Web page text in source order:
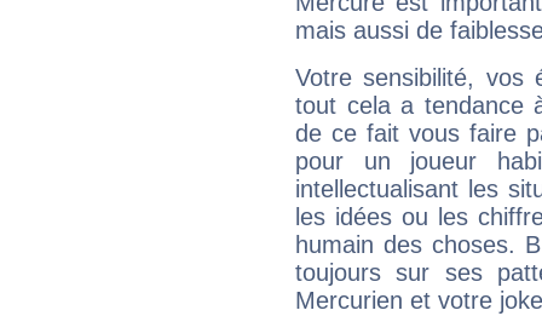
mais aussi de
Votre sensibilité,
tout cela a tendance
de ce fait vous faire
pour un joueur
intellectualisant les
les idées ou les
humain des choses.
toujours sur ses
Mercurien et votre